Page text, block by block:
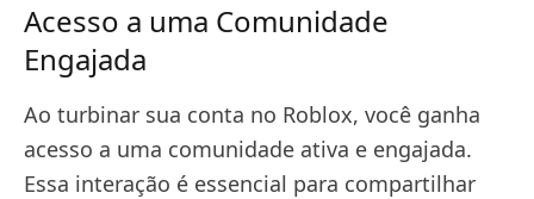
Acesso a uma Comunidade
Engajada
Ao turbinar sua conta no Roblox, você ganha
acesso a uma comunidade ativa e engajada.
Essa interação é essencial para compartilhar